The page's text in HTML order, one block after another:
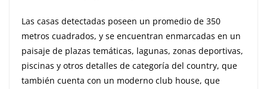
Las casas detectadas poseen un promedio de 350
metros cuadrados, y se encuentran enmarcadas en un
paisaje de plazas temáticas, lagunas, zonas deportivas,
piscinas y otros detalles de categoría del country, que
también cuenta con un moderno club house, que